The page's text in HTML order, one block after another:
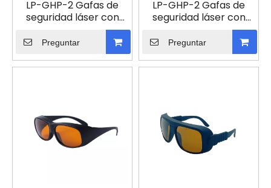
LP-GHP-2 Gafas de
seguridad láser con
Preguntar
LP-GHP-2 Gafas de
seguridad láser con
Preguntar